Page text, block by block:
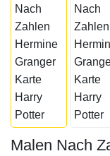
Malen Nach